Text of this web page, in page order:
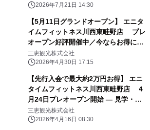
イベントで会場一体の熱戦に
2026年7月21日 14:30
【5月11日グランドオープン】 エニタ
イムフィットネス川西東畦野店 プレ
オープン好評開催中／今ならお得にス
タート可能
三恵観光株式会社
2026年4月30日 17:15
【先行入会で最大約2万円お得】 エニ
タイムフィットネス川西東畦野店 4
月24日プレオープン開始 ― 見学・店
頭入会受付スタート
三恵観光株式会社
2026年4月16日 08:30